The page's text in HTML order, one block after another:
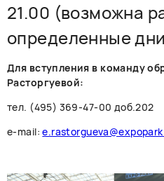
21.00 (возможна
определенные
Для вступления в команду
Расторгуевой:
тел. (495) 369-47-00 доб.202
e-mail: